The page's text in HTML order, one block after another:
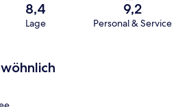
8,4
Lage
9,2
Personal & Service